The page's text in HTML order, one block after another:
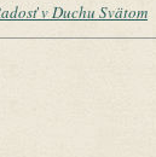
v Duchu Svätom